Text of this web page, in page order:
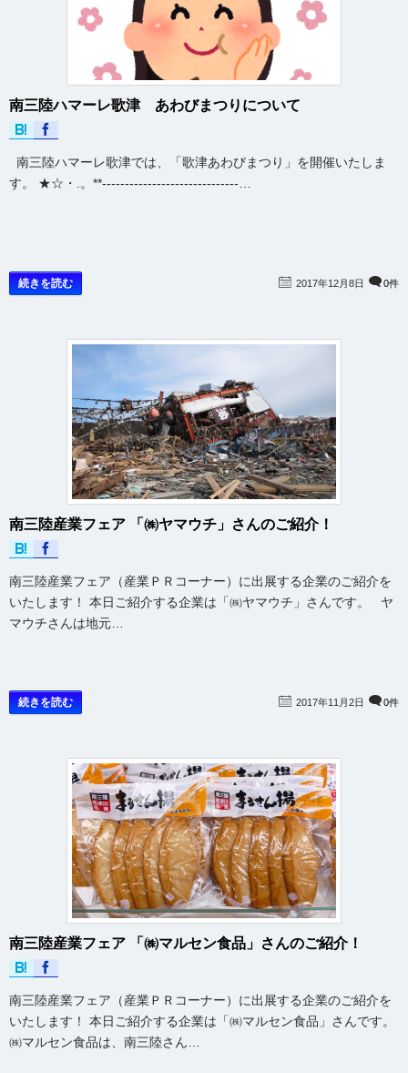
南三陸ハマーレ歌津 あわびまつりについて
南三陸ハマーレ歌津では、「歌津あわびまつり」を開催いたしま
す。 ★☆・.。**------------------------------…
続きを読む 2017年12月8日 0件
南三陸産業フェア 「㈱ヤマウチ」さんのご紹介！
南三陸産業フェア（産業ＰＲコーナー）に出展する企業のご紹介を
いたします！ 本日ご紹介する企業は「㈱ヤマウチ」さんです。 ヤ
マウチさんは地元…
続きを読む 2017年11月2日 0件
南三陸産業フェア 「㈱マルセン食品」さんのご紹介！
南三陸産業フェア（産業ＰＲコーナー）に出展する企業のご紹介を
いたします！ 本日ご紹介する企業は「㈱マルセン食品」さんです。
㈱マルセン食品は、南三陸さん…